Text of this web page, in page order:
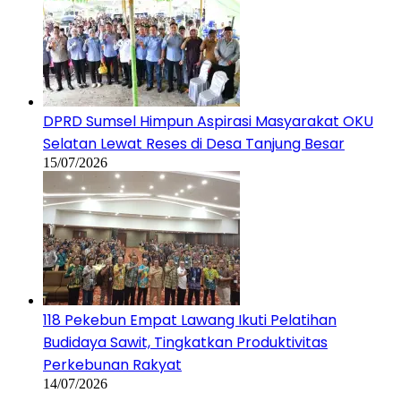
DPRD Sumsel Himpun Aspirasi Masyarakat OKU
Selatan Lewat Reses di Desa Tanjung Besar
15/07/2026
118 Pekebun Empat Lawang Ikuti Pelatihan
Budidaya Sawit, Tingkatkan Produktivitas
Perkebunan Rakyat
14/07/2026